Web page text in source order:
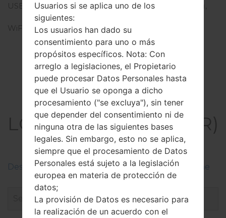
USB
microUSB 2.0 (SlimPort),
WiFi
Wi-Fi 802.11 a/b/g/n/ac,
dual-band, Wi-Fi Direct,
hotspot
El Firmware
LGH950PR(LGH950PR)
akaLG G Flex 2
Descripciones de regiones firmwares de LG Phone
Usuarios si se aplica uno de los
siguientes:
Los usuarios han dado su
consentimiento para uno o más
propósitos específicos. Nota: Con
arreglo a legislaciones, el Propietario
puede procesar Datos Personales hasta
que el Usuario se oponga a dicho
procesamiento ("se excluya"), sin tener
que depender del consentimiento ni de
ninguna otra de las siguientes bases
legales. Sin embargo, esto no se aplica,
siempre que el procesamiento de Datos
Personales está sujeto a la legislación
europea en materia de protección de
datos;
La provisión de Datos es necesario para
la realización de un acuerdo con el